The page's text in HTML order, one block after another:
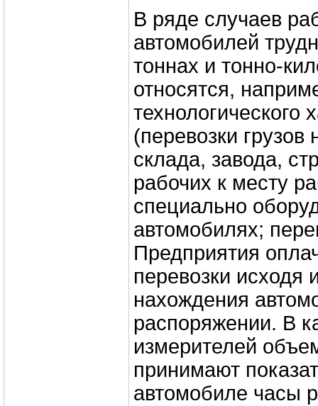
В ряде случаев
автомобилей
тоннах и тонно-
относятся,
технологического
(перевозки грузов
склада, завода,
рабочих к месту
специально
автомобилях;
Предприятия
перевозки исходя
нахождения
распоряжении. В
измерителей
принимают
автомобиле часы